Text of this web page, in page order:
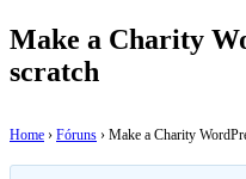
Make a Charity
scratch
Home › Fóruns › Make a Charity